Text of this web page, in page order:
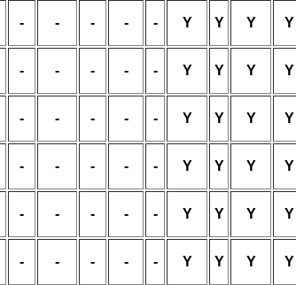
- - - - - Y Y Y Y
- - - - - Y Y Y Y
- - - - - Y Y Y Y
- - - - - Y Y Y Y
- - - - - Y Y Y Y
- - - - - Y Y Y Y